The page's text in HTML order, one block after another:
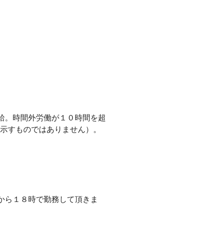
時間外労働が１０時間を超
ものではありません）。
１８時で勤務して頂きま